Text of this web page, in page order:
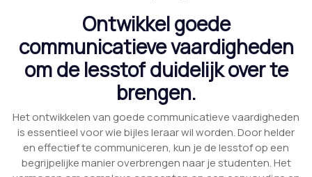
Ontwikkel goede
communicatieve vaardigheden
om de lesstof duidelijk over te
brengen.
Het ontwikkelen van goede communicatieve vaardigheden
is essentieel voor wie bijles leraar wil worden. Door helder
en effectief te communiceren, kun je de lesstof op een
begrijpelijke manier overbrengen naar je studenten. Het